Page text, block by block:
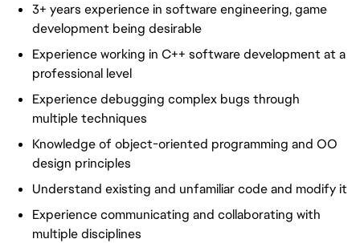
3+ years experience in software engineering, game
development being desirable
Experience working in C++ software development at a
professional level
Experience debugging complex bugs through
multiple techniques
Knowledge of object-oriented programming and OO
design principles
Understand existing and unfamiliar code and modify it
Experience communicating and collaborating with
multiple disciplines